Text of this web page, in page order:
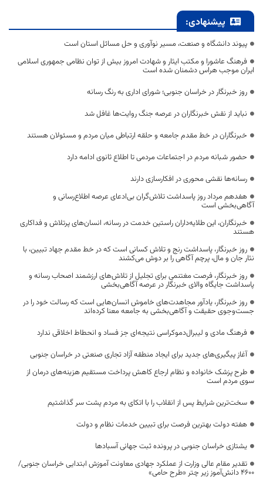
پیشنهادی:
پیوند دانشگاه و صنعت، مسیر نوآوری و حل مسائل استان است
فرهنگ عاشورا و مکتب ایثار و شهادت امروز بیش از توان نظامی جمهوری اسلامی
ایران موجب هراس دشمنان شده است
روز خبرنگار در خراسان جنوبی؛ شورای اداری به رنگ رسانه
نباید از نقش خبرنگاران در عرصه جنگ روایت‌ها غافل شد
خبرنگاران در خط مقدم جامعه و حلقه ارتباطی میان مردم و مسئولان هستند
حضور شبانه مردم در اجتماعات مردمی تا اطلاع ثانوی ادامه دارد
رسانه‌ها نقشی محوری در افکارسازی دارند
هفدهم مرداد روز پاسداشت تلاش‌گران بی‌ادعای عرصه اطلاع‌رسانی و
آگاهی‌بخشی است
خبرنگاران، این طلایه‌داران راستین خدمت در رسانه، انسان‌های پرتلاش و فداکاری
هستند
روز خبرنگار، پاسداشت رنج و تلاش کسانی است که در خط مقدم جهاد تبیین، با
نثار جان و مال، پرچم آگاهی را بر دوش می‌کشند
روز خبرنگار، فرصت مغتنمی برای تجلیل از تلاش‌های ارزشمند اصحاب رسانه و
پاسداشت جایگاه والای خبرنگار در عرصه آگاهی‌بخشی
روز خبرنگار، یادآور مجاهدت‌های خاموش انسان‌هایی است که رسالت خود را در
جست‌وجوی حقیقت و آگاهی‌بخشی به جامعه معنا کرده‌اند
فرهنگ مادی و لیبرال‌دموکراسی نتیجه‌ای جز فساد و انحطاط اخلاقی ندارد
آغاز پیگیری‌های جدید برای ایجاد منطقه آزاد تجاری صنعتی در خراسان جنوبی
طرح پزشک خانواده و نظام ارجاع کاهش پرداخت مستقیم هزینه‌های درمان از
سوی مردم است
سخت‌ترین شرایط پس از انقلاب را با اتکای به مردم پشت سر گذاشتیم
هفته دولت بهترین فرصت برای تبیین خدمات نظام و دولت
یشتازی خراسان جنوبی در پرونده ثبت جهانی آسبادها
تقدیر مقام عالی وزارت از عملکرد جهادی معاونت آموزش ابتدایی خراسان جنوبی/
۴۶۰۰ دانش‌آموز زیر چتر «طرح حامی»